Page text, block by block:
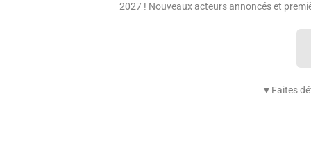
2027 ! Nouveaux acteurs annoncés et
▼Faites